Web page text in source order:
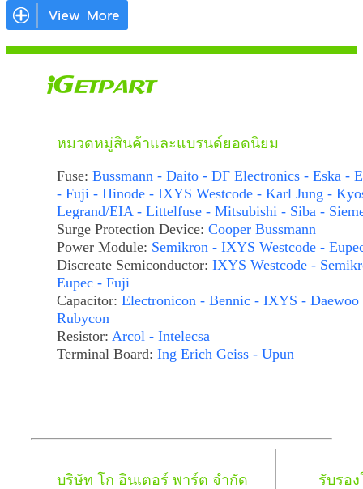
หมวดหมู่สินค้าและแบรนด์ยอดนิยม
Fuse: Bussmann - Daito - DF Electronics - Eska -
- Fuji - Hinode - IXYS Westcode - Karl Jung -
Legrand/EIA - Littelfuse - Mitsubishi - Siba -
Surge Protection Device: Cooper Bussmann
Power Module: Semikron - IXYS Westcode -
Discreate Semiconductor: IXYS Westcode -
Eupec - Fuji
Capacitor: Electronicon - Bennic - IXYS - Daewoo
Rubycon
Resistor: Arcol - Intelecsa
Terminal Board: Ing Erich Geiss - Upun
บริษัท โก อินเตอร์ พาร์ต จำกัด
รับรอ